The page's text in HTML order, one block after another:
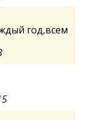
год,всем